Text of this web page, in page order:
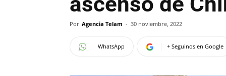
Por Agencia Telam - 30 noviembre, 2022
WhatsApp + Seguinos en Google